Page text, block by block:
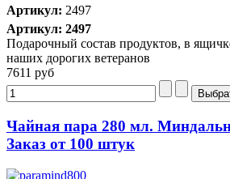
Артикул: 2497
Артикул: 2497
Подарочный состав продуктов, в
наших дорогих ветеранов
7611 руб
Чайная пара 280 мл.
Заказ от 100 штук